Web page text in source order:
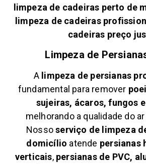
limpeza de cadeiras perto de
limpeza de cadeiras
cadeiras preço
Limpeza de
A limpeza de persianas
fundamental para remover
sujeiras, ácaros, fungos
melhorando a qualidade do
Nossoserviço de limpeza
domicílio atende persianas
verticais, persianas de PVC,